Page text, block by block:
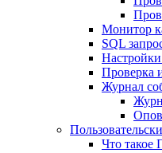
Монитор
SQL
Проверка
Журнал
Что такое